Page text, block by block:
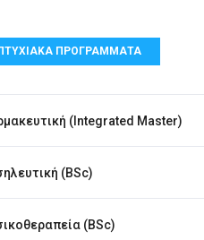
ΠΡΟΓΡΑΜΜΑΤΑ
(Integrated Master)
(BSc)
(BSc)